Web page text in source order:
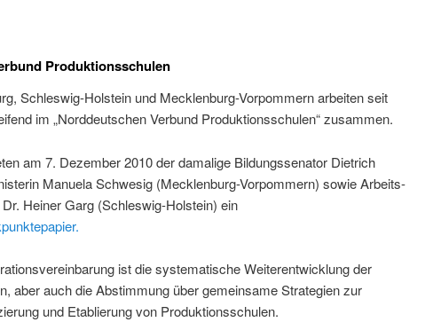
Produktionsschulen
Schleswig-Holstein und Mecklenburg-Vorpommern arbeiten seit
im „Norddeutschen Verbund Produktionsschulen“ zusammen.
am 7. Dezember 2010 der damalige Bildungssenator Dietrich
Manuela Schwesig (Mecklenburg-Vorpommern) sowie Arbeits-
Heiner Garg (Schleswig-Holstein) ein
ist die systematische Weiterentwicklung der
aber auch die Abstimmung über gemeinsame Strategien zur
und Etablierung von Produktionsschulen.